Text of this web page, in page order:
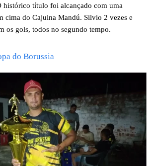
histórico título foi alcançado com uma
cima do Cajuina Mandú. Silvio 2 vezes e
os gols, todos no segundo tempo.
do Borussia